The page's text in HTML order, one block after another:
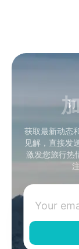
获取最新动态
见解，直接发
激发您旅行热